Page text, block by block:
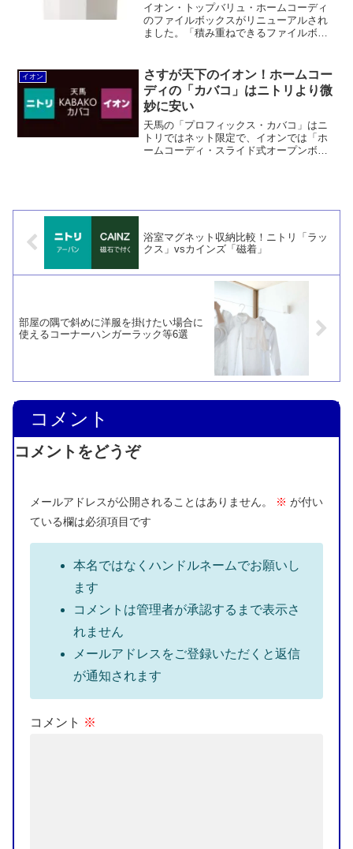
イオン・トップバリュ・ホームコーディ
のファイルボックスがリニューアルされ
ました。「積み重ねできるファイルボッ
です。積み重ねできるだけでなく、「積
み重ねできる整理ボックス」を積み重ね
て使うこともできます。決して無印良品
のパクリなどではありません。
イオン
さすが天下のイオン！ホームコー
ディの「カバコ」はニトリより微
妙に安い
天馬の「プロフィックス・カバコ」はニ
トリではネット限定で、イオンでは「ホ
ームコーディ・スライド式オープンボッ
浴室マグネット収納比較！ニトリ「ラッ
クス」vsカインズ「磁着」
部屋の隅で斜めに洋服を掛けたい場合に
使えるコーナーハンガーラック等6選
コメント
コメントをどうぞ
メールアドレスが公開されることはありません。 ※ が付い
ている欄は必須項目です
本名ではなくハンドルネームでお願いし
ます
コメントは管理者が承認するまで表示さ
れません
メールアドレスをご登録いただくと返信
が通知されます
コメント ※